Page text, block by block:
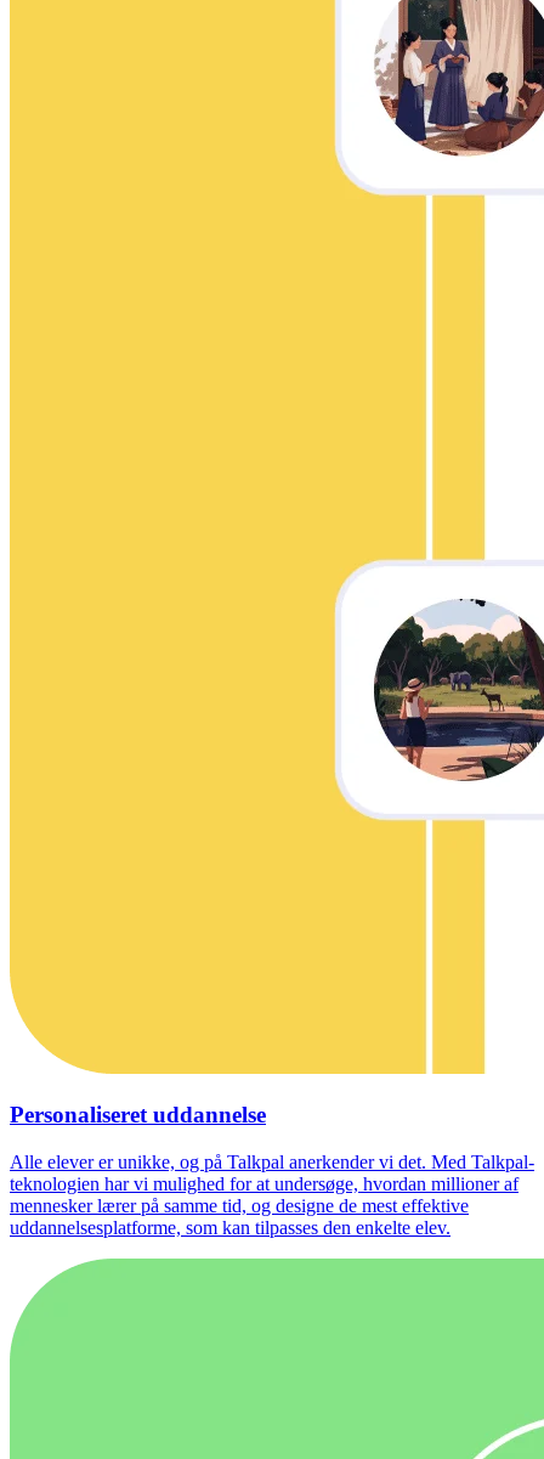
Personaliseret uddannelse
Alle elever er unikke, og på Talkpal anerkender vi det. Med Talkpal-
teknologien har vi mulighed for at undersøge, hvordan millioner af
mennesker lærer på samme tid, og designe de mest effektive
uddannelsesplatforme, som kan tilpasses den enkelte elev.